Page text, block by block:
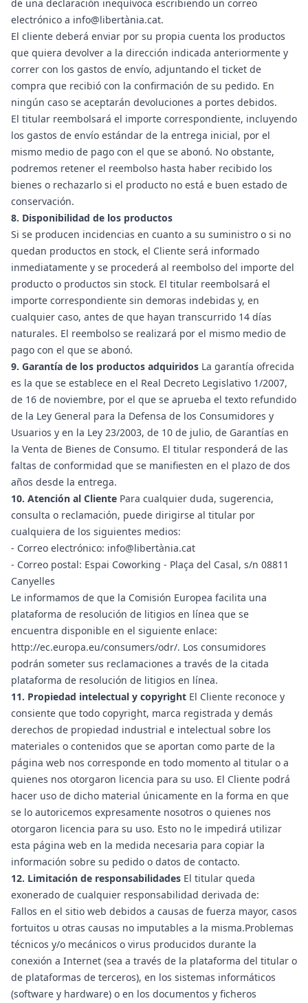
de una declaración inequívoca escribiendo un correo
electrónico a info@libertània.cat.
El cliente deberá enviar por su propia cuenta los productos
que quiera devolver a la dirección indicada anteriormente y
correr con los gastos de envío, adjuntando el ticket de
compra que recibió con la confirmación de su pedido. En
ningún caso se aceptarán devoluciones a portes debidos.
El titular reembolsará el importe correspondiente, incluyendo
los gastos de envío estándar de la entrega inicial, por el
mismo medio de pago con el que se abonó. No obstante,
podremos retener el reembolso hasta haber recibido los
bienes o rechazarlo si el producto no está e buen estado de
conservación.
8. Disponibilidad de los productos
Si se producen incidencias en cuanto a su suministro o si no
quedan productos en stock, el Cliente será informado
inmediatamente y se procederá al reembolso del importe del
producto o productos sin stock. El titular reembolsará el
importe correspondiente sin demoras indebidas y, en
cualquier caso, antes de que hayan transcurrido 14 días
naturales. El reembolso se realizará por el mismo medio de
pago con el que se abonó.
9. Garantía de los productos adquiridos La garantía ofrecida
es la que se establece en el Real Decreto Legislativo 1/2007,
de 16 de noviembre, por el que se aprueba el texto refundido
de la Ley General para la Defensa de los Consumidores y
Usuarios y en la Ley 23/2003, de 10 de julio, de Garantías en
la Venta de Bienes de Consumo. El titular responderá de las
faltas de conformidad que se manifiesten en el plazo de dos
años desde la entrega.
10. Atención al Cliente Para cualquier duda, sugerencia,
consulta o reclamación, puede dirigirse al titular por
cualquiera de los siguientes medios:
- Correo electrónico: info@libertània.cat
- Correo postal: Espai Coworking - Plaça del Casal, s/n 08811
Canyelles
Le informamos de que la Comisión Europea facilita una
plataforma de resolución de litigios en línea que se
encuentra disponible en el siguiente enlace:
http://ec.europa.eu/consumers/odr/. Los consumidores
podrán someter sus reclamaciones a través de la citada
plataforma de resolución de litigios en línea.
11. Propiedad intelectual y copyright El Cliente reconoce y
consiente que todo copyright, marca registrada y demás
derechos de propiedad industrial e intelectual sobre los
materiales o contenidos que se aportan como parte de la
página web nos corresponde en todo momento al titular o a
quienes nos otorgaron licencia para su uso. El Cliente podrá
hacer uso de dicho material únicamente en la forma en que
se lo autoricemos expresamente nosotros o quienes nos
otorgaron licencia para su uso. Esto no le impedirá utilizar
esta página web en la medida necesaria para copiar la
información sobre su pedido o datos de contacto.
12. Limitación de responsabilidades El titular queda
exonerado de cualquier responsabilidad derivada de:
Fallos en el sitio web debidos a causas de fuerza mayor, casos
fortuitos u otras causas no imputables a la misma.Problemas
técnicos y/o mecánicos o virus producidos durante la
conexión a Internet (sea a través de la plataforma del titular o
de plataformas de terceros), en los sistemas informáticos
(software y hardware) o en los documentos y ficheros